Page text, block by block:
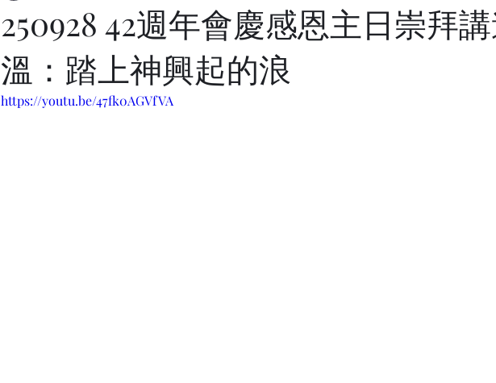
250928 42週年會慶感恩主日崇拜
溫：踏上神興起的浪
https://youtu.be/47fk0AGVfVA